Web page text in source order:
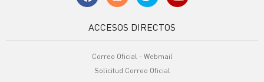
ACCESOS DIRECTOS
Correo Oficial - Webmail
Solicitud Correo Oficial